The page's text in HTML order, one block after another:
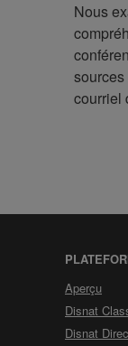
Nous
courriel
Aperçude
la
Disnat
Disnat